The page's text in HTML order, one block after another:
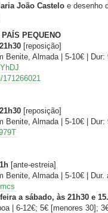
João Castelo e desenho
PEQUENO
[reposição]
Benite, Almada | 5-10€ | Dur:
[reposição]
Benite, Almada | 5-10€ | Dur:
[ante-estreia]
Benite, Almada | 5-10€ | Dur.
a sábado, às 21h30 e
| 6-12€; 5€ [menores 30];